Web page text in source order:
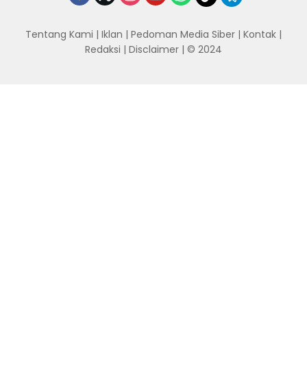
Tentang Kami | Iklan | Pedoman Media Siber | Kontak |
Redaksi | Disclaimer | © 2024